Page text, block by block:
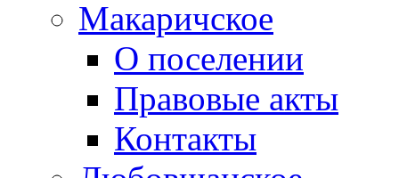
Макаричское
О поселении
Правовые акты
Контакты